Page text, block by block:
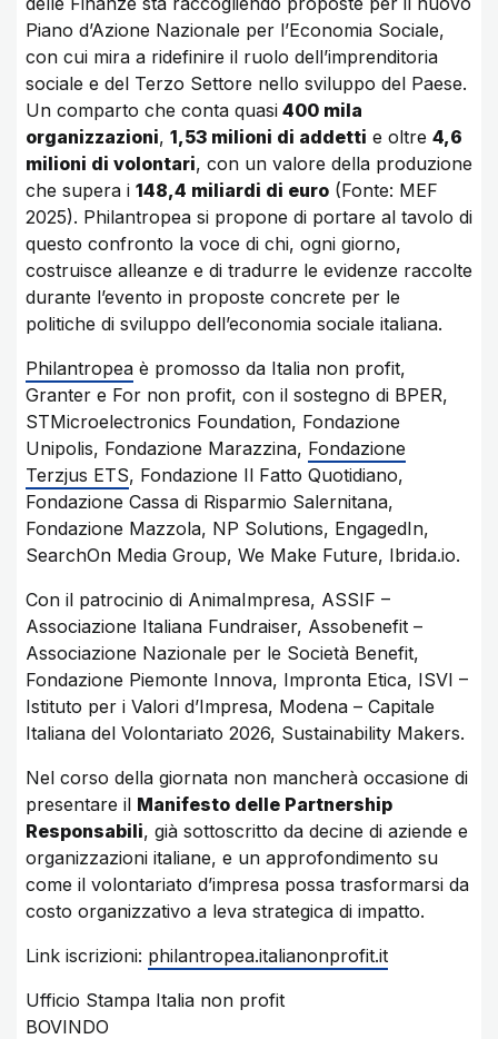
Piano d’Azione Nazionale per l’Economia Sociale,
con cui mira a ridefinire il ruolo dell’imprenditoria
sociale e del Terzo Settore nello sviluppo del Paese.
Un comparto che conta quasi 400 mila
organizzazioni, 1,53 milioni di addetti e oltre 4,6
milioni di volontari, con un valore della produzione
che supera i 148,4 miliardi di euro (Fonte: MEF
2025). Philantropea si propone di portare al tavolo di
questo confronto la voce di chi, ogni giorno,
costruisce alleanze e di tradurre le evidenze raccolte
durante l’evento in proposte concrete per le
politiche di sviluppo dell’economia sociale italiana.
Philantropea è promosso da Italia non profit,
Granter e For non profit, con il sostegno di BPER,
STMicroelectronics Foundation, Fondazione
Unipolis, Fondazione Marazzina, Fondazione
Terzjus ETS, Fondazione Il Fatto Quotidiano,
Fondazione Cassa di Risparmio Salernitana,
Fondazione Mazzola, NP Solutions, EngagedIn,
SearchOn Media Group, We Make Future, Ibrida.io.
Con il patrocinio di AnimaImpresa, ASSIF –
Associazione Italiana Fundraiser, Assobenefit –
Associazione Nazionale per le Società Benefit,
Fondazione Piemonte Innova, Impronta Etica, ISVI –
Istituto per i Valori d’Impresa, Modena – Capitale
Italiana del Volontariato 2026, Sustainability Makers.
Nel corso della giornata non mancherà occasione di
presentare il Manifesto delle Partnership
Responsabili, già sottoscritto da decine di aziende e
organizzazioni italiane, e un approfondimento su
come il volontariato d’impresa possa trasformarsi da
costo organizzativo a leva strategica di impatto.
Link iscrizioni: philantropea.italianonprofit.it
Ufficio Stampa Italia non profit
BOVINDO